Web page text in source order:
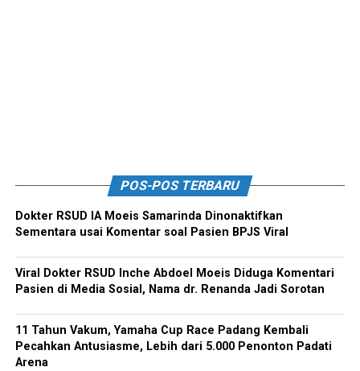
POS-POS TERBARU
Dokter RSUD IA Moeis Samarinda Dinonaktifkan
Sementara usai Komentar soal Pasien BPJS Viral
Viral Dokter RSUD Inche Abdoel Moeis Diduga Komentari
Pasien di Media Sosial, Nama dr. Renanda Jadi Sorotan
11 Tahun Vakum, Yamaha Cup Race Padang Kembali
Pecahkan Antusiasme, Lebih dari 5.000 Penonton Padati
Arena